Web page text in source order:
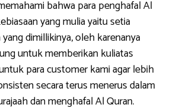
bahwa para penghafal Al
yang mulia yaitu setia
dimillikinya, oleh karenanya
untuk memberikan kuliatas
para customer kami agar lebih
secara terus menerus dalam
dan menghafal Al Quran.